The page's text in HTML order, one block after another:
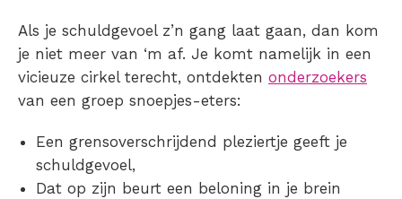
Als je schuldgevoel z’n gang laat gaan, dan kom
je niet meer van ‘m af. Je komt namelijk in een
vicieuze cirkel terecht, ontdekten onderzoekers
van een groep snoepjes-eters:
Een grensoverschrijdend pleziertje geeft je
schuldgevoel,
Dat op zijn beurt een beloning in je brein